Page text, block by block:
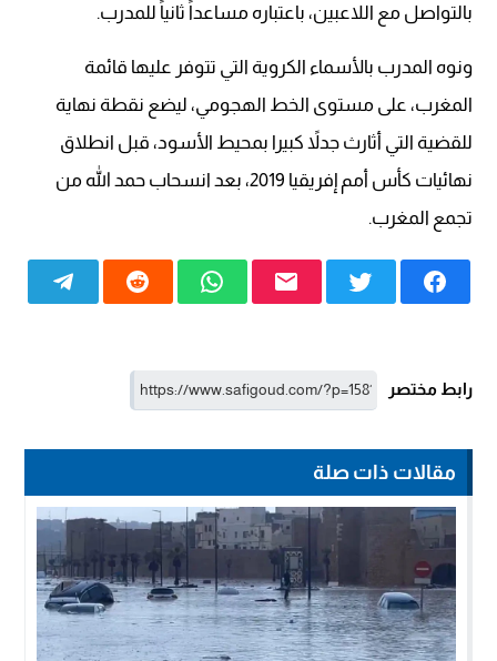
بالتواصل مع اللاعبين، باعتباره مساعداً ثانياً للمدرب.
ونوه المدرب بالأسماء الكروية التي تتوفر عليها قائمة
المغرب، على مستوى الخط الهجومي، ليضع نقطة نهاية
للقضية التي أثارث جدلاً كبيرا بمحيط الأسود، قبل انطلاق
نهائيات كأس أمم إفريقيا 2019، بعد انسحاب حمد الله من
تجمع المغرب.
رابط مختصر
مقالات ذات صلة